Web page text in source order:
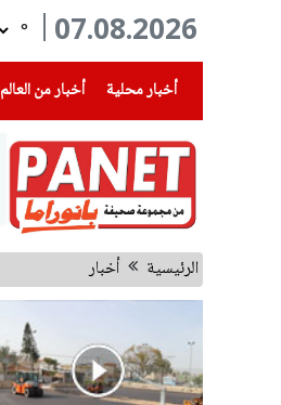
07.08.2026
°
أخبار محلية
(current) أخبار من العالم
الرئيسية أخبار